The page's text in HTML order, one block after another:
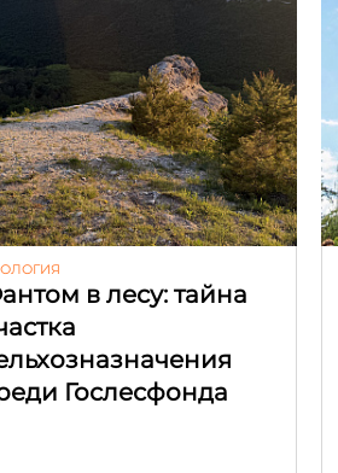
в лесу: тайна
Гослесфонда